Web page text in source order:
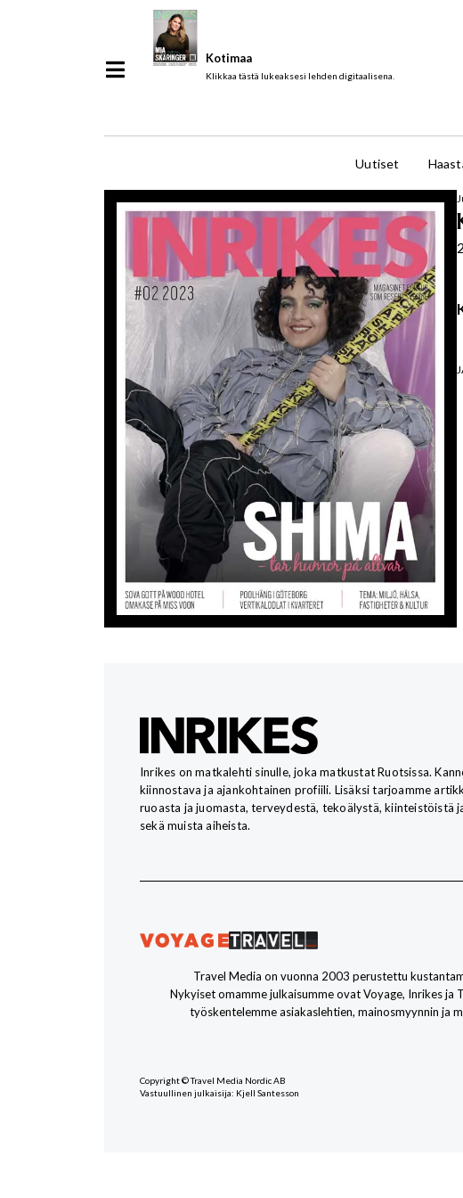
Kotimaa
Klikkaa tästä lukeaksesi lehden digitaalisena.
Uutiset
Inrikes on matkalehti sinulle, joka matkustat Ruotsissa.
kiinnostava ja ajankohtainen profiili. Lisäksi tarjoamme
ruoasta ja juomasta, terveydestä, tekoälystä, kiinteistöistä
sekä muista aiheista.
Travel Media on vuonna 2003 perustettu
Nykyiset omamme julkaisumme ovat Voyage, Inrikes ja
työskentelemme asiakaslehtien, mainosmyynnin ja
Copyright © Travel Media Nordic AB
Vastuullinen julkaisija: Kjell Santesson